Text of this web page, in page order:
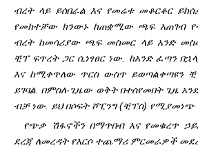
ብረት ላይ ይሰበራል እና የመሬቱ መቆርቆር
የመክተቻው ክንውኑ ከጠቋሚው ጫፍ አጠገብ
ብረት ከመሳሪያው ጫፍ መስመር ላይ አንድ
ቺፕ ፍጥረት ጋር ሲነፃፀር ነው. ከአንድ ፈጣን
እና ከሚቀጥለው ጥርስ ውስጥ ይወጣልቀጣዩን
ይገባል. በምስለ-ጊዜው ወቅት በተሰየመበት ጊዜ
ብቻ ነው. ይህ በሶፍት ሾፒንግ (ቺፕስ) የሚያመነጭ
የጭቃ ሽፋኖችን በማጥበብ እና የመቁረጥ
ደረጃ ለመረዳት የእርሶ ተጨማሪ ምርመራዎች